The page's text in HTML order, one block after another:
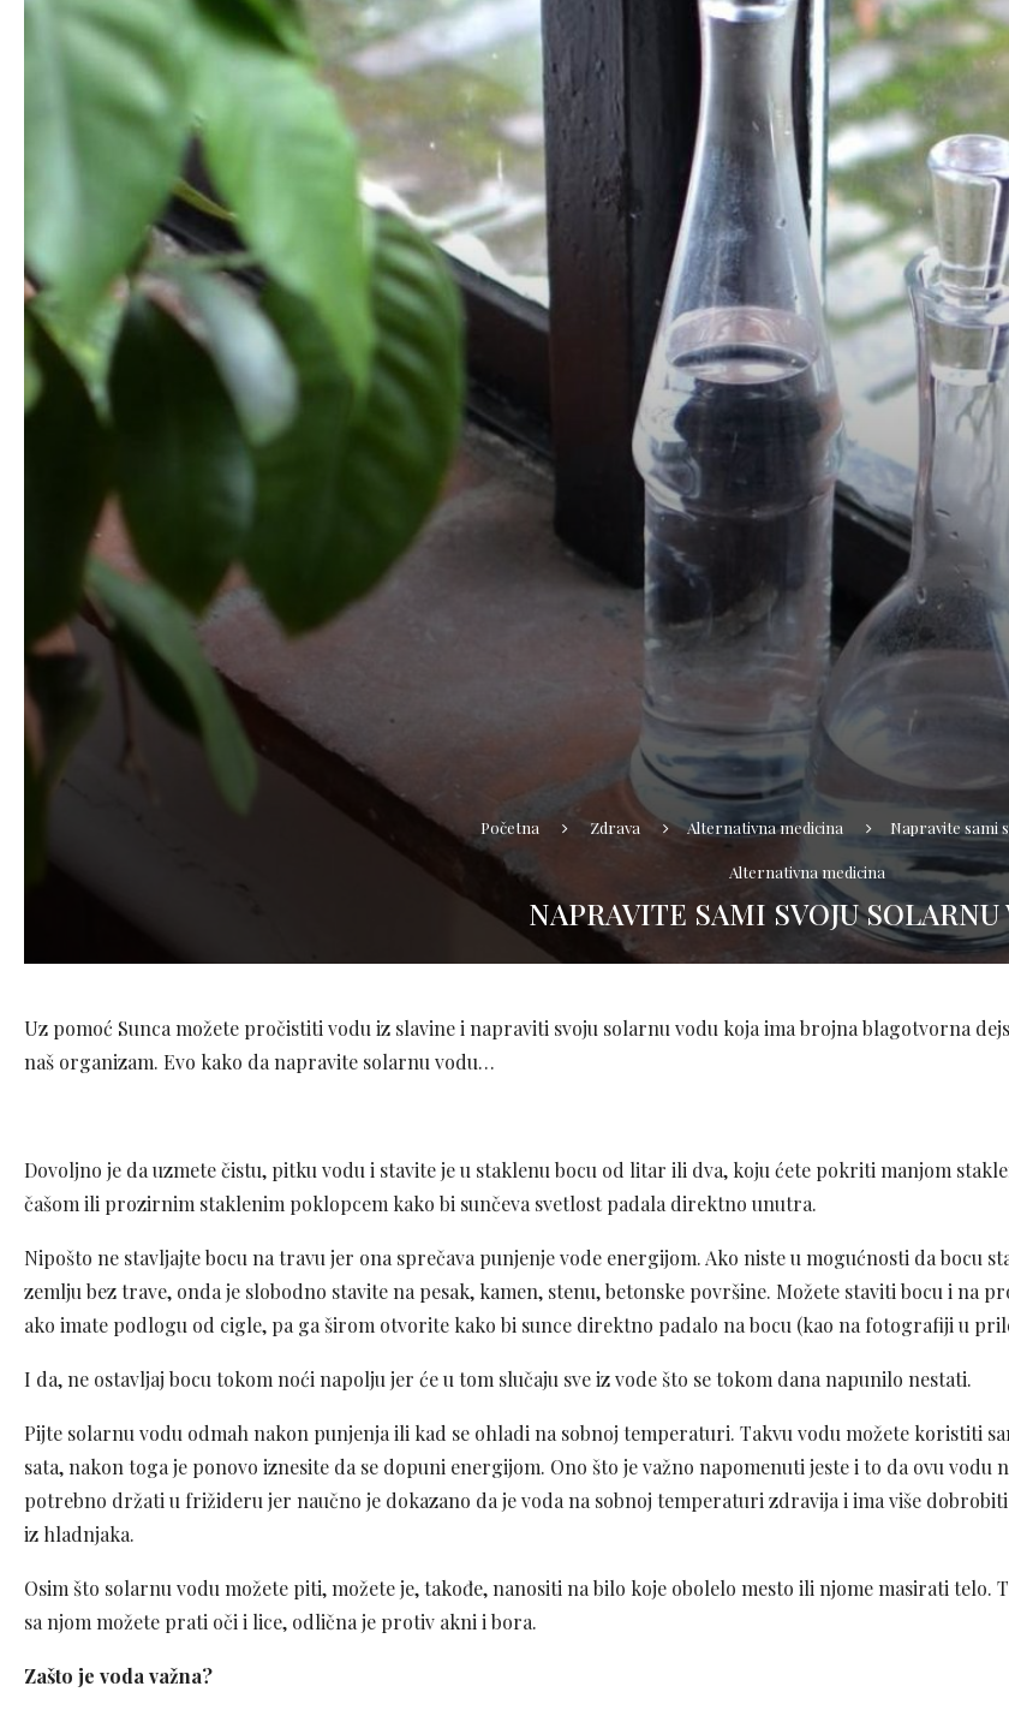
Početna Zdrava Alternativna medicina Napravite sami
Alternativna medicina
NAPRAVITE SAMI SVOJU SOLARNU
Uz pomoć Sunca možete pročistiti vodu iz slavine i napraviti svoju solarnu vodu koja ima brojna blagotvorna
naš organizam. Evo kako da napravite solarnu vodu…
Dovoljno je da uzmete čistu, pitku vodu i stavite je u staklenu bocu od litar ili dva, koju ćete pokriti manjom
čašom ili prozirnim staklenim poklopcem kako bi sunčeva svetlost padala direktno unutra.
Nipošto ne stavljajte bocu na travu jer ona sprečava punjenje vode energijom. Ako niste u mogućnosti da bocu
zemlju bez trave, onda je slobodno stavite na pesak, kamen, stenu, betonske površine. Možete staviti bocu i na
ako imate podlogu od cigle, pa ga širom otvorite kako bi sunce direktno padalo na bocu (kao na fotografiji u
I da, ne ostavljaj bocu tokom noći napolju jer će u tom slučaju sve iz vode što se tokom dana napunilo nestati.
Pijte solarnu vodu odmah nakon punjenja ili kad se ohladi na sobnoj temperaturi. Takvu vodu možete koristiti
sata, nakon toga je ponovo iznesite da se dopuni energijom. Ono što je važno napomenuti jeste i to da ovu vodu
potrebno držati u frižideru jer naučno je dokazano da je voda na sobnoj temperaturi zdravija i ima više
iz hladnjaka.
Osim što solarnu vodu možete piti, možete je, takođe, nanositi na bilo koje obolelo mesto ili njome masirati telo.
sa njom možete prati oči i lice, odlična je protiv akni i bora.
Zašto je voda važna?